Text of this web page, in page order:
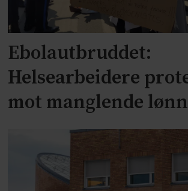
Ebolautbruddet:
Helsearbeidere
mot manglende lønn